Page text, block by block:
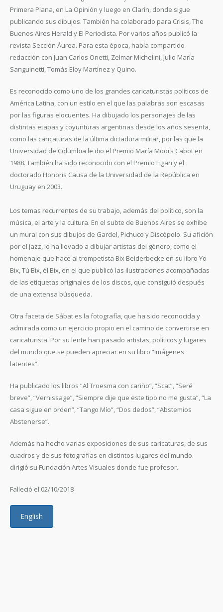
Primera Plana, en La Opinión y luego en Clarín, donde sigue
publicando sus dibujos. También ha colaborado para Crisis, The
Buenos Aires Herald y El Periodista. Por varios años publicó la
revista Sección Áurea. Para esta época, había compartido
redacción con Juan Carlos Onetti, Zelmar Michelini, Julio María
Sanguinetti, Tomás Eloy Martínez y Quino.
Es reconocido como uno de los grandes caricaturistas políticos de
América Latina, con un estilo en el que las palabras son escasas
por las figuras elocuentes. Ha dibujado los personajes de las
distintas etapas y coyunturas argentinas desde los años sesenta,
como las caricaturas de la última dictadura militar, por las que la
Universidad de Columbia le dio el Premio María Moors Cabot en
1988. También ha sido reconocido con el Premio Figari y el
doctorado Honoris Causa de la Universidad de la República en
Uruguay en 2003.
Los temas recurrentes de su trabajo, además del político, son la
música, el arte y la cultura. En el subte de Buenos Aires se exhibe
un mural con sus dibujos de Gardel, Pichuco y Discépolo. Su afición
por el jazz, lo ha llevado a dibujar artistas del género, como el
homenaje que hace al trompetista Bix Beiderbecke en su libro Yo
Bix, Tú Bix, él Bix, en el que publicó las ilustraciones acompañadas
de las etiquetas originales de los discos, que consiguió después
de una extensa búsqueda.
Otra faceta de Sábat es la fotografía, que ha sido reconocida y
admirada como un ejercicio propio en el camino de convertirse en
caricaturista. Por su lente han pasado artistas, políticos y lugares
del mundo que se pueden apreciar en su libro “Imágenes
latentes”.
Ha publicado los libros “Al Troesma con cariño”, “Scat”, “Seré
breve”, “Vernissage”, “Siempre dije que este tipo no me gusta”, “La
casa sigue en orden”, “Tango Mío”, “Dos dedos”, “Abstemios
Abstenerse”.
Además ha hecho varias exposiciones de sus caricaturas, de sus
cuadros y de sus fotografías en distintos lugares del mundo.
dirigió su Fundación Artes Visuales donde fue profesor.
Falleció el 02/10/2018
English